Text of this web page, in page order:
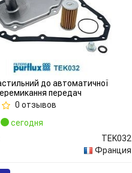
до автоматичної
передач
0 отзывов
сегодня
TEK032
Франция